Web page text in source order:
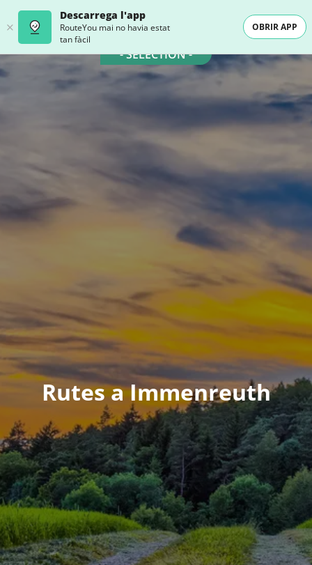
Descarrega l'app
RouteYou mai no havia estat
tan fàcil
OBRIR APP
- SELECTION -
Rutes a Immenreuth